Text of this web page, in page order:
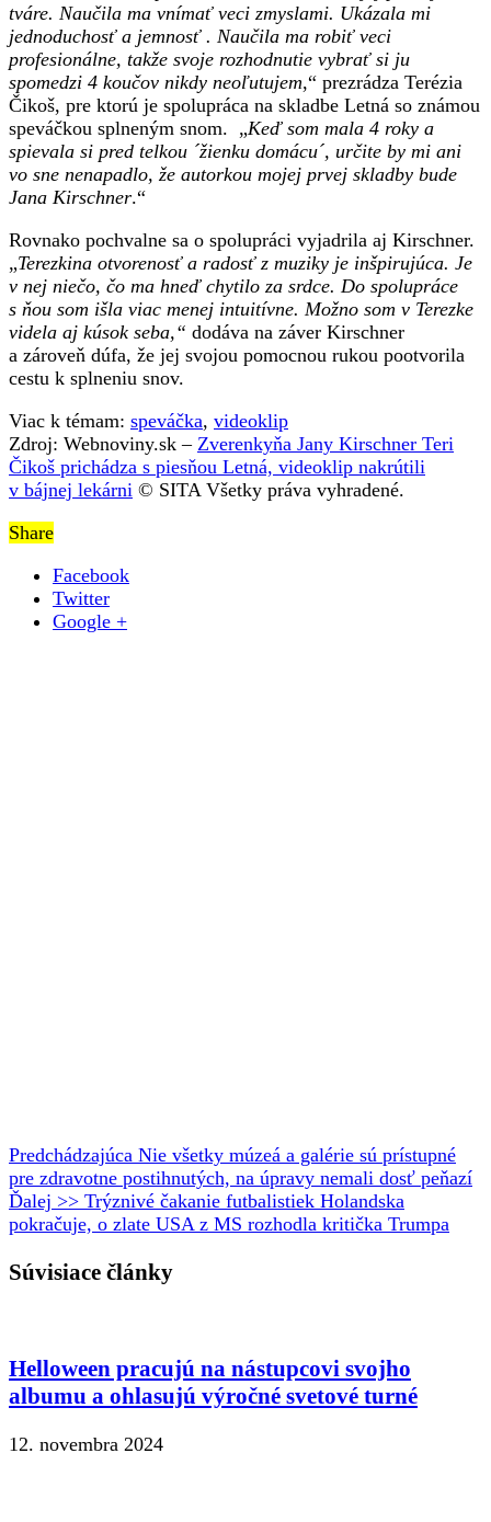
tváre. Naučila ma vnímať veci zmyslami. Ukázala mi
jednoduchosť a jemnosť . Naučila ma robiť veci
profesionálne, takže svoje rozhodnutie vybrať si ju
spomedzi 4 koučov nikdy neoľutujem,“ prezrádza Terézia
Čikoš, pre ktorú je spolupráca na skladbe Letná so známou
speváčkou splneným snom. „Keď som mala 4 roky a
spievala si pred telkou ´žienku domácu´, určite by mi ani
vo sne nenapadlo, že autorkou mojej prvej skladby bude
Jana Kirschner.“
Rovnako pochvalne sa o spolupráci vyjadrila aj Kirschner.
„Terezkina otvorenosť a radosť z muziky je inšpirujúca. Je
v nej niečo, čo ma hneď chytilo za srdce. Do spolupráce
s ňou som išla viac menej intuitívne. Možno som v Terezke
videla aj kúsok seba,“ dodáva na záver Kirschner
a zároveň dúfa, že jej svojou pomocnou rukou pootvorila
cestu k splneniu snov.
Viac k témam: speváčka, videoklip
Zdroj: Webnoviny.sk – Zverenkyňa Jany Kirschner Teri
Čikoš prichádza s piesňou Letná, videoklip nakrútili
v bájnej lekárni © SITA Všetky práva vyhradené.
Share
Facebook
Twitter
Google +
Predchádzajúca Nie všetky múzeá a galérie sú prístupné
pre zdravotne postihnutých, na úpravy nemali dosť peňazí
Ďalej >> Trýznivé čakanie futbalistiek Holandska
pokračuje, o zlate USA z MS rozhodla kritička Trumpa
Súvisiace články
Helloween pracujú na nástupcovi svojho
albumu a ohlasujú výročné svetové turné
12. novembra 2024